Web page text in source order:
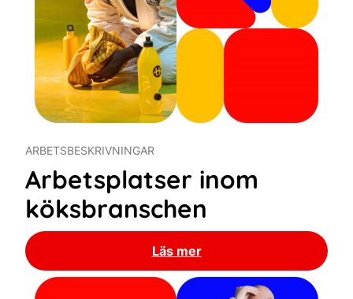
ARBETSBESKRIVNINGAR
Arbetsplatser inom
köksbranschen
Läs mer